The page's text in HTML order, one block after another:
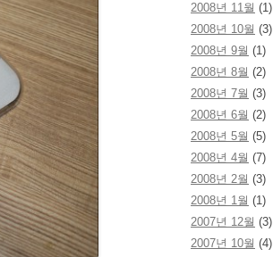
2008년 11월 (1)
2008년 10월 (3)
2008년 9월 (1)
2008년 8월 (2)
2008년 7월 (3)
2008년 6월 (2)
2008년 5월 (5)
2008년 4월 (7)
2008년 2월 (3)
2008년 1월 (1)
2007년 12월 (3)
2007년 10월 (4)